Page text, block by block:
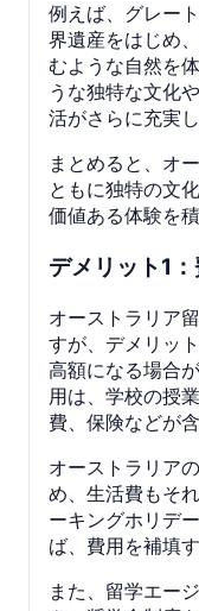
例えば、グレー
界遺産をはじめ
むような自然を
うな独特な文化
活がさらに充実
まとめると、オ
ともに独特の文
価値ある体験を
デメリット1
オーストラリア
すが、デメリッ
高額になる場合
用は、学校の授
費、保険などが
オーストラリア
め、生活費もそ
ーキングホリデ
ば、費用を補填
また、留学エー